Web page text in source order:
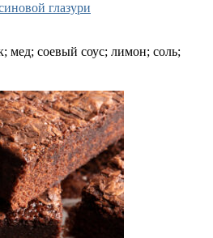
глазури
мед; соевый соус; лимон; соль;